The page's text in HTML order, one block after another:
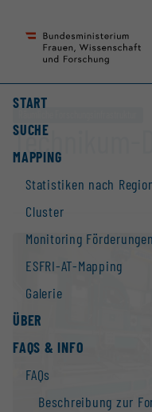
Seiteninhalt
Accesskey
Hauptnavigation
Accesskey
START
SUCHE
MAPPING
Statistiken nach
Cluster
Monitoring Förderungen
ESFRI-AT-Mapping
Galerie
ÜBER
FAQS & INFO
FAQs
Beschreibung zur
Technikum-